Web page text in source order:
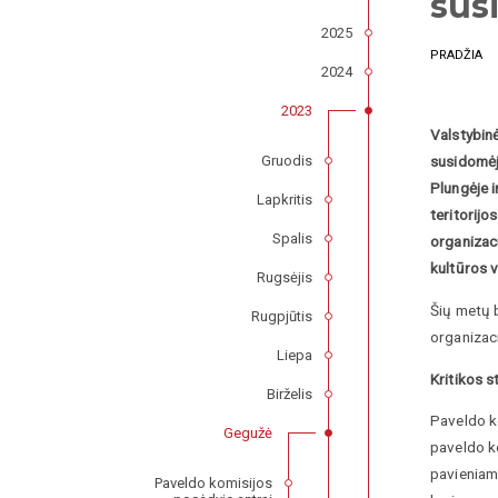
PRADŽIA
Plungėje
kultūros
Šių metų
Kritikos
Paveldo
paveldo
2025
2024
2023
Gruodis
Lapkritis
Spalis
Rugsėjis
Rugpjūtis
Liepa
Birželis
Gegužė
Paveldo komisijos